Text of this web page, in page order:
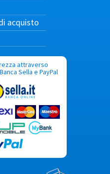
acquisto
attraverso
Sella e PayPal